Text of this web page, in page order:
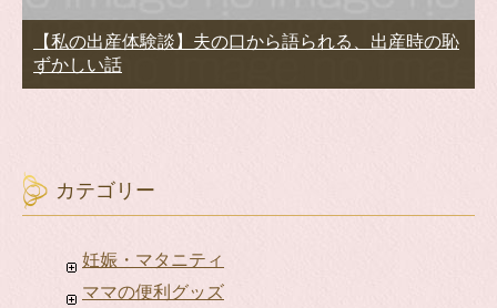
【私の出産体験談】夫の口から語られる、出産時の恥
ずかしい話
カテゴリー
妊娠・マタニティ
ママの便利グッズ